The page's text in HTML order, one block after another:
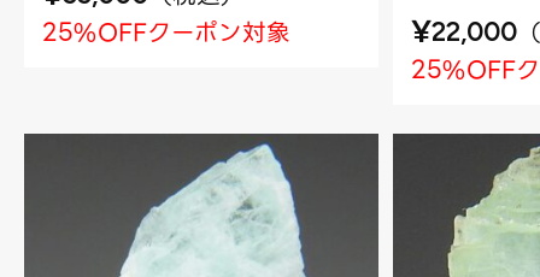
25%OFFクーポン対象
¥22,000 （
25%OFF